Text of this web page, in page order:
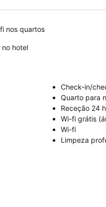
nos quartos
no hotel
Check-in/
Quarto para
Receção 24
Wi-fi grátis
Wi-fi
Limpeza